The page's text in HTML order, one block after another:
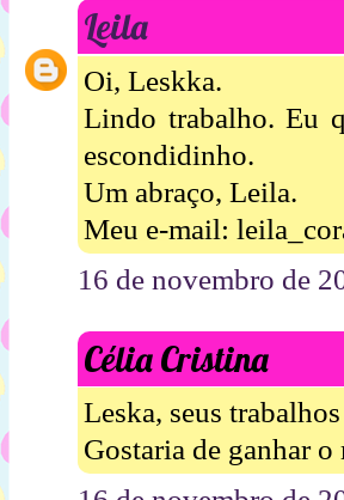
Leila
Oi, Leskka.
Lindo trabalho. Eu
escondidinho.
Um abraço, Leila.
Meu e-mail:
16 de novembro de
Célia Cristina
Leska, seus
Gostaria de ganhar